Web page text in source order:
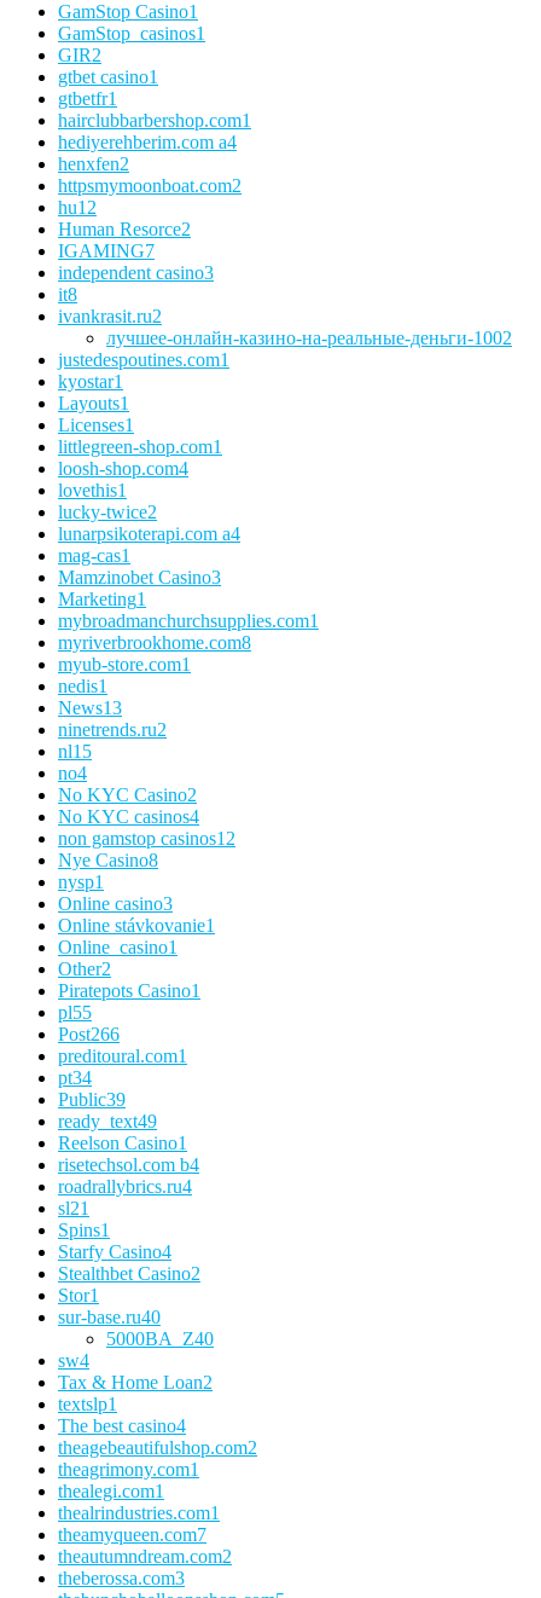
GamStop Casino1
GamStop_casinos1
GIR2
gtbet casino1
gtbetfr1
hairclubbarbershop.com1
hediyerehberim.com a4
henxfen2
httpsmymoonboat.com2
hu12
Human Resorce2
IGAMING7
independent casino3
it8
ivankrasit.ru2
лучшее-онлайн-казино-на-реальные-деньги-1002
justedespoutines.com1
kyostar1
Layouts1
Licenses1
littlegreen-shop.com1
loosh-shop.com4
lovethis1
lucky-twice2
lunarpsikoterapi.com a4
mag-cas1
Mamzinobet Casino3
Marketing1
mybroadmanchurchsupplies.com1
myriverbrookhome.com8
myub-store.com1
nedis1
News13
ninetrends.ru2
nl15
no4
No KYC Casino2
No KYC casinos4
non gamstop casinos12
Nye Casino8
nysp1
Online casino3
Online stávkovanie1
Online_casino1
Other2
Piratepots Casino1
pl55
Post266
preditoural.com1
pt34
Public39
ready_text49
Reelson Casino1
risetechsol.com b4
roadrallybrics.ru4
sl21
Spins1
Starfy Casino4
Stealthbet Casino2
Stor1
sur-base.ru40
5000BA_Z40
sw4
Tax & Home Loan2
textslp1
The best casino4
theagebeautifulshop.com2
theagrimony.com1
thealegi.com1
thealrindustries.com1
theamyqueen.com7
theautumndream.com2
theberossa.com3